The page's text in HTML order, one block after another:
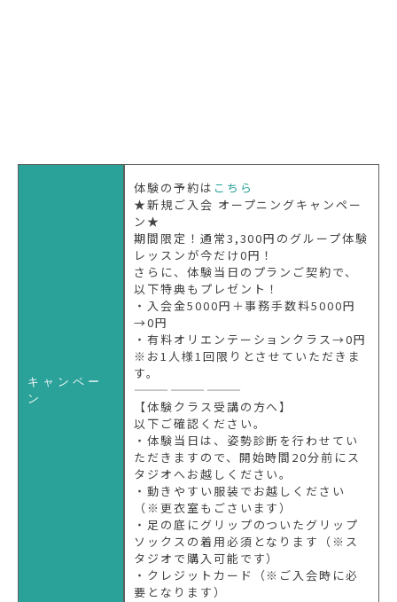
キャンペー
ン
体験の予約は こちら
★新規ご入会 オープニングキャンペー
ン★
期間限定！通常3,300円のグループ体験
レッスンが今だけ0円！
さらに、体験当日のプランご契約で、
以下特典もプレゼント！
・入会金5000円＋事務手数料5000円
→0円
・有料オリエンテーションクラス→0円
※お1人様1回限りとさせていただきま
す。
—————————
【体験クラス受講の方へ】
以下ご確認ください。
・体験当日は、姿勢診断を行わせてい
ただきますので、開始時間20分前にス
タジオへお越しください。
・動きやすい服装でお越しください
（※更衣室もごさいます）
・足の底にグリップのついたグリップ
ソックスの着用必須となります（※ス
タジオで購入可能です）
・クレジットカード（※ご入会時に必
要となります）